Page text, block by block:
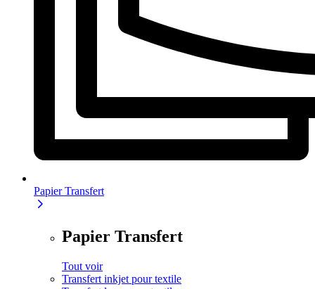
Papier Transfert
Papier Transfert
Tout voir
Transfert inkjet pour textile